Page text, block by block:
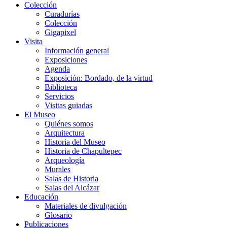
Colección
Curadurías
Colección
Gigapixel
Visita
Información general
Exposiciones
Agenda
Exposición: Bordado, de la virtud
Biblioteca
Servicios
Visitas guiadas
El Museo
Quiénes somos
Arquitectura
Historia del Museo
Historia de Chapultepec
Arqueología
Murales
Salas de Historia
Salas del Alcázar
Educación
Materiales de divulgación
Glosario
Publicaciones